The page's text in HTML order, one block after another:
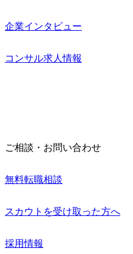
企業インタビュー
コンサル求人情報
ご相談・お問い合わせ
無料転職相談
スカウトを受け取った方へ
採用情報